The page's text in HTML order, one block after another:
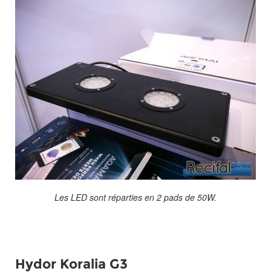
Les LED sont réparties en 2 pads de 50W.
Hydor Koralia G3